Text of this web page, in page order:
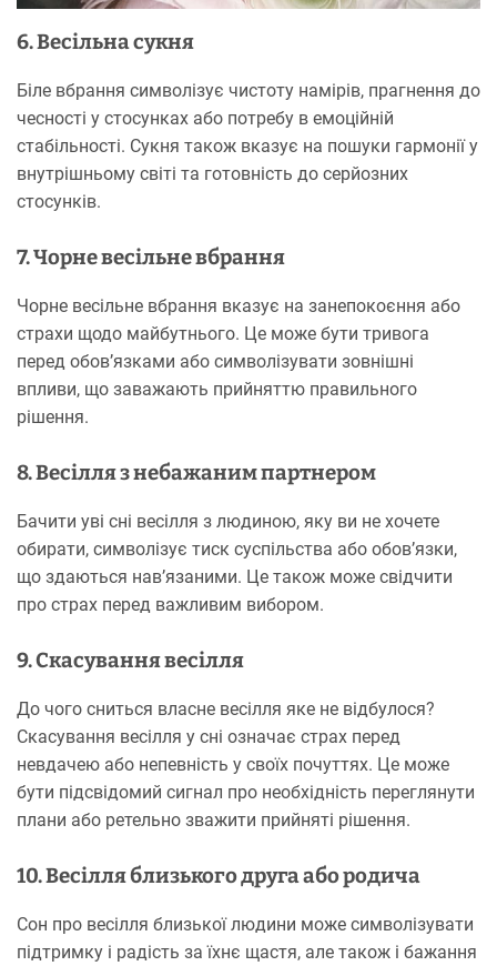
6. Весільна сукня
Біле вбрання символізує чистоту намірів, прагнення до
чесності у стосунках або потребу в емоційній
стабільності. Сукня також вказує на пошуки гармонії у
внутрішньому світі та готовність до серйозних
стосунків.
7. Чорне весільне вбрання
Чорне весільне вбрання вказує на занепокоєння або
страхи щодо майбутнього. Це може бути тривога
перед обов’язками або символізувати зовнішні
впливи, що заважають прийняттю правильного
рішення.
8. Весілля з небажаним партнером
Бачити уві сні весілля з людиною, яку ви не хочете
обирати, символізує тиск суспільства або обов’язки,
що здаються нав’язаними. Це також може свідчити
про страх перед важливим вибором.
9. Скасування весілля
До чого сниться власне весілля яке не відбулося?
Скасування весілля у сні означає страх перед
невдачею або непевність у своїх почуттях. Це може
бути підсвідомий сигнал про необхідність переглянути
плани або ретельно зважити прийняті рішення.
10. Весілля близького друга або родича
Сон про весілля близької людини може символізувати
підтримку і радість за їхнє щастя, але також і бажання